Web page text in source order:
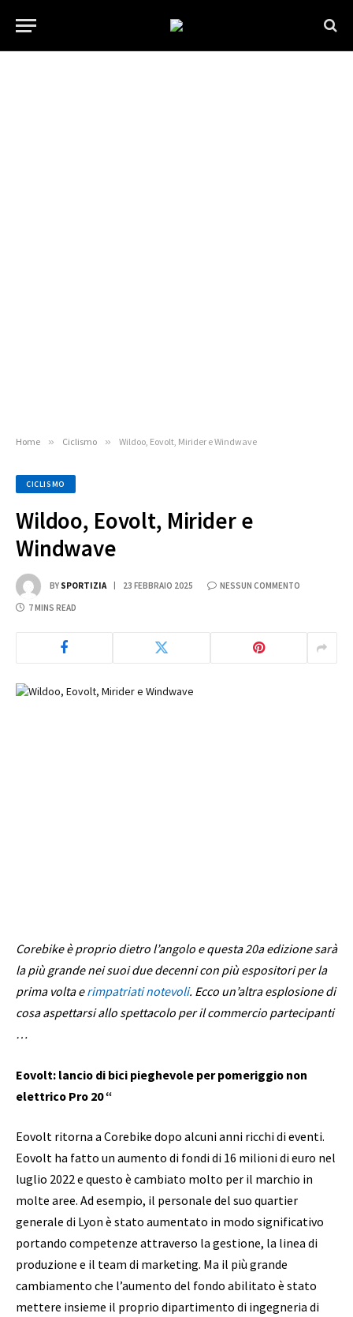
Home » Ciclismo » Wildoo, Eovolt, Mirider e Windwave
CICLISMO
Wildoo, Eovolt, Mirider e
Windwave
BY SPORTIZIA 23 FEBBRAIO 2025 NESSUN COMMENTO
7 MINS READ
Corebike è proprio dietro l’angolo e questa 20a edizione sarà
la più grande nei suoi due decenni con più espositori per la
prima volta erimpatriati notevoli. Ecco un’altra esplosione di
cosa aspettarsi allo spettacolo per il commercio partecipanti
…
Eovolt: lancio di bici pieghevole per pomeriggio non
elettrico Pro 20 “
Eovolt ritorna a Corebike dopo alcuni anni ricchi di eventi.
Eovolt ha fatto un aumento di fondi di 16 milioni di euro nel
luglio 2022 e questo è cambiato molto per il marchio in
molte aree. Ad esempio, il personale del suo quartier
generale di Lyon è stato aumentato in modo significativo
portando competenze attraverso la gestione, la linea di
produzione e il team di marketing. Ma il più grande
cambiamento che l’aumento del fondo abilitato è stato
mettere insieme il proprio dipartimento di ingegneria di